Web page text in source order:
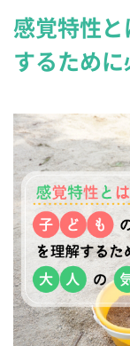
感覚特性
するため重症心
児童発
PARCウ
短期入
パル
保育所
居宅訪
パル
よく